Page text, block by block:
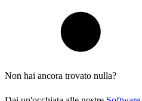
Non hai ancora trovato nulla?